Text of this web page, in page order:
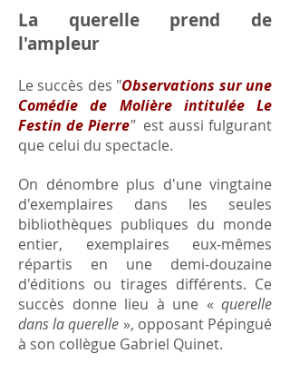
La querelle prend de
l'ampleur
Le succès des "Observations sur une
Comédie de Molière intitulée Le
Festin de Pierre" est aussi fulgurant
que celui du spectacle.
On dénombre plus d'une vingtaine
d'exemplaires dans les seules
bibliothèques publiques du monde
entier, exemplaires eux-mêmes
répartis en une demi-douzaine
d'éditions ou tirages différents. Ce
succès donne lieu à une « querelle
dans la querelle », opposant Pépingué
à son collègue Gabriel Quinet.